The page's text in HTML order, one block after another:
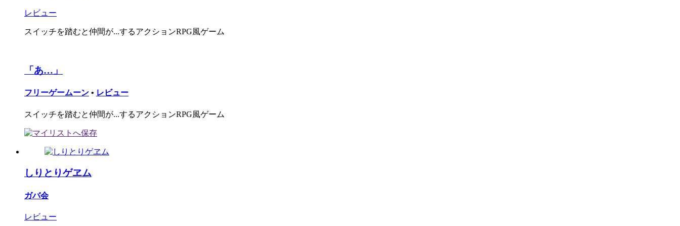
レビュー
スイッチを踏むと仲間が...するアクションRPG風ゲーム
「あ…」
フリーゲームーン • レビュー
スイッチを踏むと仲間が...するアクションRPG風ゲーム
しりとりゲヱム
ガバ会
レビュー